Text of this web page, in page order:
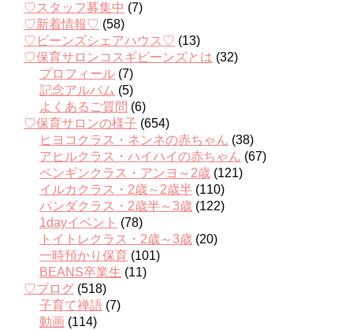
♡スタッフ募集中 (7)
♡新着情報♡ (58)
♡ビーンズシェアハウス♡ (13)
♡保育サロンコスギビーンズとは (32)
プロフィール (7)
記念アルバム (5)
よくあるご質問 (6)
♡保育サロンの様子 (654)
ヒヨコクラス・ネンネの赤ちゃん (38)
アヒルクラス・ハイハイの赤ちゃん (67)
ペンギンクラス・アンヨ～2歳 (121)
イルカクラス・2歳～2歳半 (110)
パンダクラス・2歳半～3歳 (122)
1dayイベント (78)
トイトレクラス・2歳～3歳 (20)
一時預かり保育 (101)
BEANS卒業生 (11)
♡ブログ (518)
子育て禅語 (7)
動画 (114)